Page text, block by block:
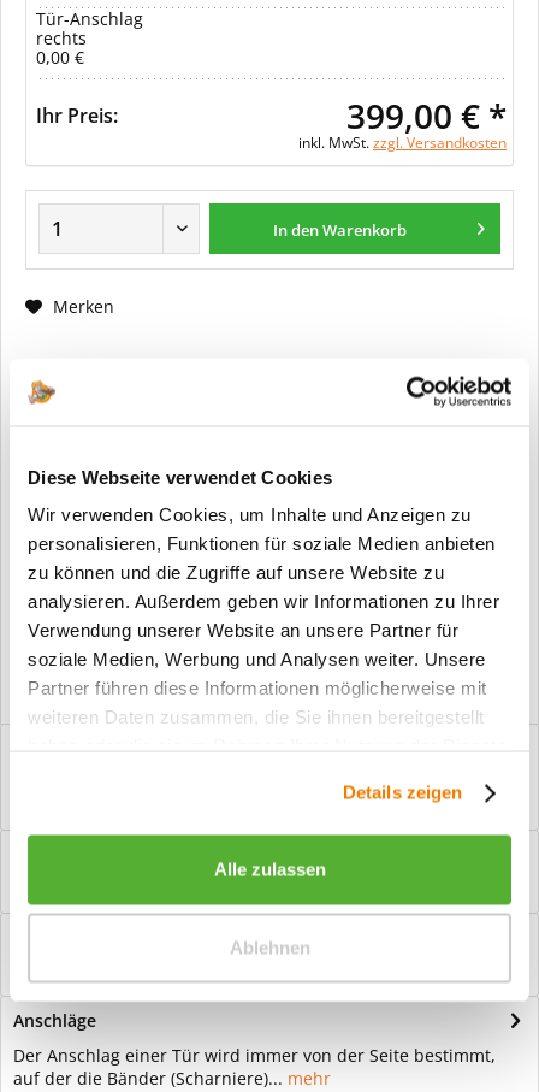
Diese Webseite verwendet Cookies
Wir verwenden Cookies, um Inhalte und Anzeigen zu
personalisieren, Funktionen für soziale Medien anbieten
zu können und die Zugriffe auf unsere Website zu
analysieren. Außerdem geben wir Informationen zu Ihrer
Verwendung unserer Website an unsere Partner für
soziale Medien, Werbung und Analysen weiter. Unsere
Partner führen diese Informationen möglicherweise mit
weiteren Daten zusammen, die Sie ihnen bereitgestellt
Details zeigen
Alle zulassen
Ablehnen
Tür-Anschlag
rechts
0,00 €
Ihr Preis: 399,00 € *
inkl. MwSt.zzgl. Versandkosten
In den Warenkorb
Merken
Fragen zum Artikel?
Info:
Dieser Artikel wird gemäß Ihrer
kundenspezifische Anfertigung vom
Widerruf / der Rückgabe
ausgeschlossen.
Vorteile
Kostenloser Versand ab € 2000,- Bestellwert
Versand mit eigener Spedition
Ganzglastür Motiv Grano invers Für eine zeitlose Optik: Das
Anschläge
Der Anschlag einer Tür wird immer von der Seite bestimmt,
auf der die Bänder (Scharniere)... mehr